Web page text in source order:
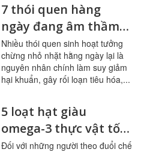
7 thói quen hàng
ngày đang âm thầm
tàn phá đường ruột
Nhiều thói quen sinh hoạt tưởng
chừng nhỏ nhặt hằng ngày lại là
nguyên nhân chính làm suy giảm
hại khuẩn, gây rối loạn tiêu hóa,...
5 loạt hạt giàu
omega-3 thực vật tốt
nhất cho người ít ăn
Đối với những người theo đuổi chế